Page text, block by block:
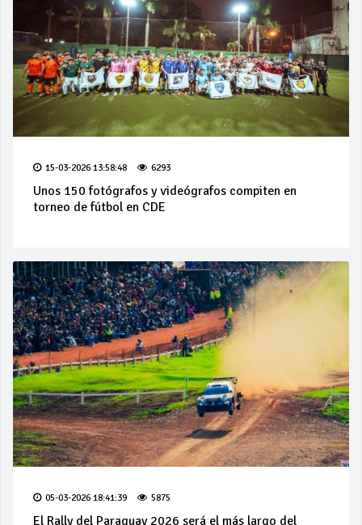
15-03-2026 13:58:48 6293
Unos 150 fotógrafos y videógrafos compiten en
torneo de fútbol en CDE
05-03-2026 18:41:39 5875
El Rally del Paraguay 2026 será el más largo del